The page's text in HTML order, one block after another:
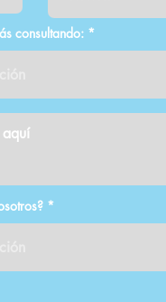
consultando: